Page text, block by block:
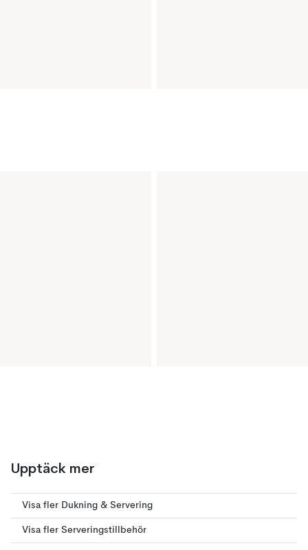
Upptäck mer
Visa fler Dukning & Servering
Visa fler Serveringstillbehör